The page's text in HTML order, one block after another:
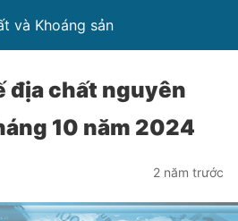
và Khoáng sản
địa chất nguyên
10 năm 2024
2 năm trước